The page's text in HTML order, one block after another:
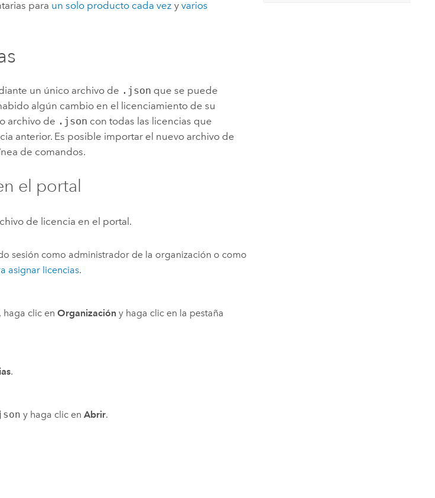
para un solo producto cada vez yvarios
un único archivo de .json que se puede
algún cambio en el licenciamiento de su
archivo de .json con todas las licencias que
anterior. Es posible importar el nuevo archivo de
de comandos.
el portal
de licencia en el portal.
sesión como administrador de la organización o como
asignar licencias.
haga clic enOrganización y haga clic en la pestaña
.
y haga clic enAbrir.